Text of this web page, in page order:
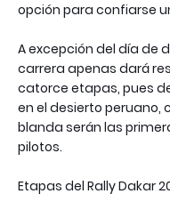
opción para confiarse
A excepción del día de
carrera apenas dará
catorce etapas, pues
en el desierto peruano,
blanda serán las
pilotos.
Etapas del Rally Dakar